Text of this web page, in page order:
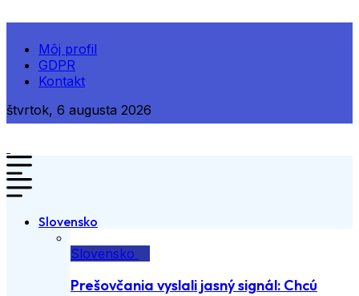
Môj profil
GDPR
Kontakt
štvrtok, 6 augusta 2026
Slovensko
Slovensko
Prešovčania vyslali jasný signál: Chcú